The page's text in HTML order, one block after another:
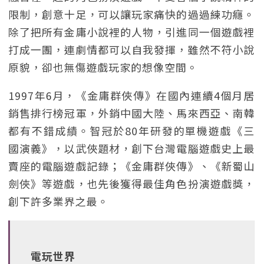
限制，創意十足，可以讓玩家痛快的過過練功癮。
除了把所有金庸小說裡的人物，引進同一個遊戲裡
打成一團，連劇情都可以自我發揮，雖然不符小說
原貌，卻也無傷遊戲玩家的想像空間。
1997年6月，《金庸群俠傳》在國內連續4個月居
銷售排行榜冠軍，外銷中國大陸、馬來西亞、南韓
都有不錯成績。智冠於80年研發的單機遊戲《三
國演義》，以武俠題材，創下台灣電腦遊戲史上最
賣座的電腦遊戲記錄；《金庸群俠傳》、《新蜀山
劍俠》等遊戲，也先後獲得最佳角色扮演遊戲獎，
創下許多業界之最。
電玩世界